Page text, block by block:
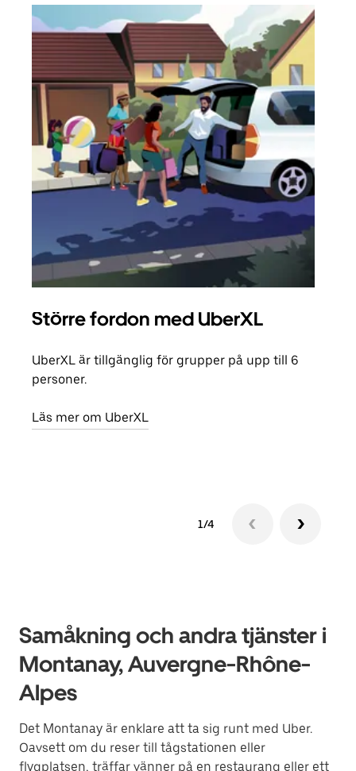
Större fordon med UberXL
UberXL är tillgänglig för grupper på upp till 6
personer.
Läs mer om UberXL
1/4
Samåkning och andra tjänster i
Montanay, Auvergne-Rhône-
Alpes
Det Montanay är enklare att ta sig runt med Uber.
Oavsett om du reser till tågstationen eller
flygplatsen, träffar vänner på en restaurang eller ett